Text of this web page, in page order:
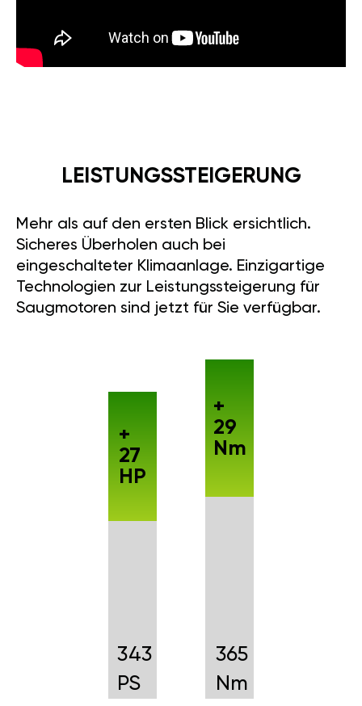
LEISTUNGSSTEIGERUNG
Mehr als auf den ersten Blick ersichtlich.
Sicheres Überholen auch bei
eingeschalteter Klimaanlage. Einzigartige
Technologien zur Leistungssteigerung für
Saugmotoren sind jetzt für Sie verfügbar.
343
PS
+
27
HP
365
Nm
+
29
Nm